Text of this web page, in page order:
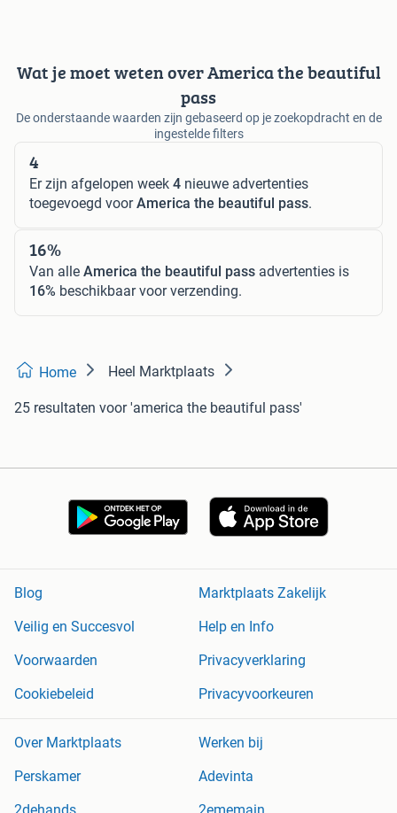
Wat je moet weten over America the beautiful
pass
De onderstaande waarden zijn gebaseerd op je zoekopdracht en de
ingestelde filters
4
Er zijn afgelopen week 4 nieuwe advertenties
toegevoegd voorAmerica the beautiful pass.
16%
Van alle America the beautiful pass advertenties is
16% beschikbaar voor verzending.
Home Heel Marktplaats
25 resultaten voor 'america the beautiful pass'
Blog
Marktplaats Zakelijk
Veilig en Succesvol
Help en Info
Voorwaarden
Privacyverklaring
Cookiebeleid
Privacyvoorkeuren
Over Marktplaats
Werken bij
Perskamer
Adevinta